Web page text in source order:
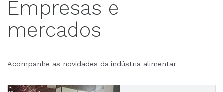
Empresas e
mercados
Acompanhe as novidades da indústria alimentar